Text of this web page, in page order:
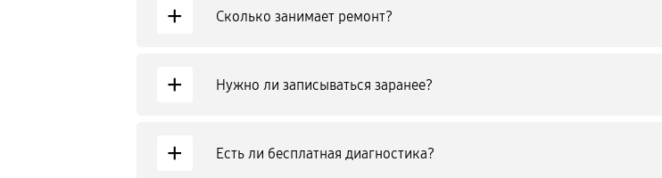
+ Сколько занимает ремонт?
+ Нужно ли записываться заранее?
+ Есть ли бесплатная диагностика?